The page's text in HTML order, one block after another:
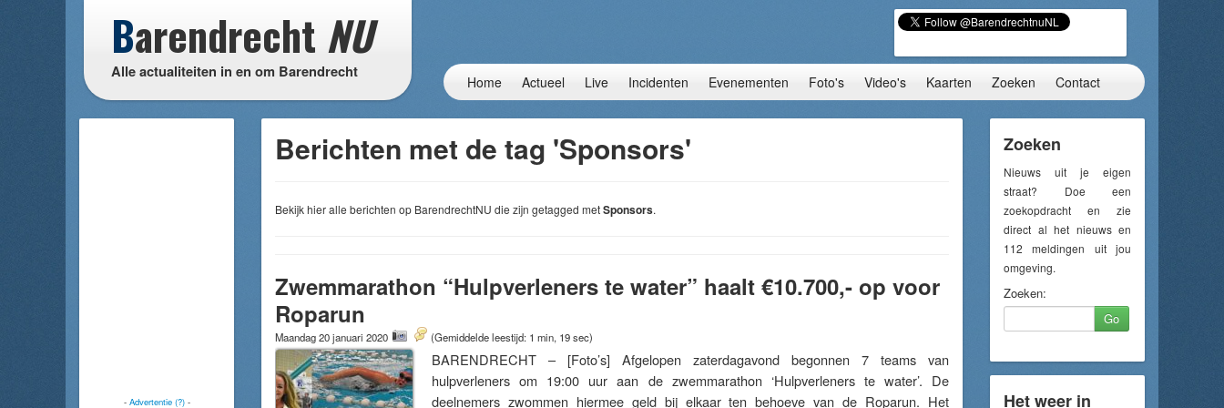
Barendrecht NU
Alle actualiteiten in en om Barendrecht
Home Actueel Live Incidenten Evenementen Foto's Video's Kaarten Zoeken Contact
- Advertentie (?)-
Berichten met de tag 'Sponsors'
Bekijk hier alle berichten op BarendrechtNU die zijn getagged metSponsors.
Zwemmarathon “Hulpverleners te water” haalt €10.700,- op voor
Roparun
Maandag 20 januari 2020 (Gemiddelde leestijd: 1 min, 19 sec)
BARENDRECHT – [Foto’s] Afgelopen zaterdagavond begonnen 7 teams van
hulpverleners om 19:00 uur aan de zwemmarathon ‘Hulpverleners te water’. De
deelnemers zwommen hiermee geld bij elkaar ten behoeve van de Roparun. Het
Zoeken
Nieuws uit je eigen
straat? Doe een
zoekopdracht en zie
direct al het nieuws en
112 meldingen uit jou
omgeving.
Zoeken:
Go
Het weer in